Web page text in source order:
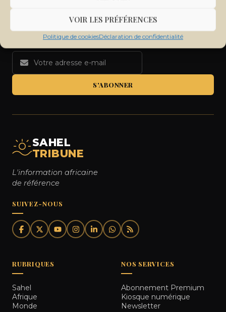
VOIR LES PRÉFÉRENCES
Politique de cookiesDéclaration de confidentialité
S'ABONNER
SAHEL
TRIBUNE
L'information africaine
de référence
SUIVEZ-NOUS
RUBRIQUES
Sahel
Afrique
Monde
NOS SERVICES
Abonnement Premium
Kiosque numérique
Newsletter